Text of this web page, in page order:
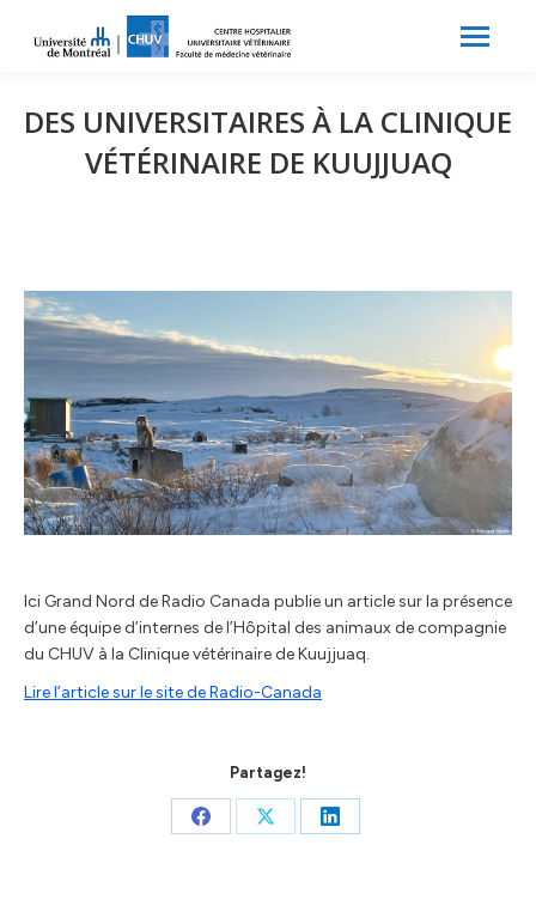
DES UNIVERSITAIRES À LA CLINIQUE
VÉTÉRINAIRE DE KUUJJUAQ
Ici Grand Nord de Radio Canada publie un article sur la présence
d’une équipe d’internes de l’Hôpital des animaux de compagnie
du CHUV à la Clinique vétérinaire de Kuujjuaq.
Lire l’article sur le site de Radio-Canada
Partagez!
Share
Share
Share